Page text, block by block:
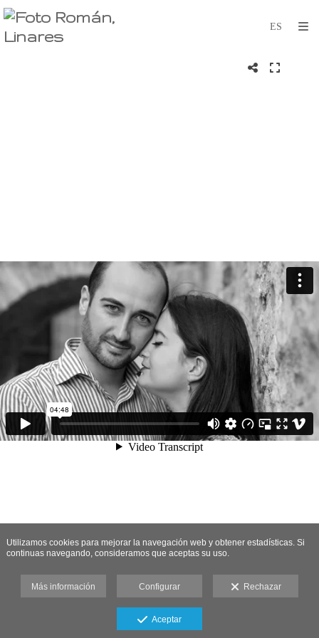
Utilizamos cookies para mejorar la navegación web y obtener estadísticas. Si
continuas navegando, consideramos que aceptas su uso.
Más información Configurar Rechazar
Aceptar